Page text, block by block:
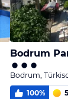
Bodrum Park
Bodrum, Türkische
100% 5,0